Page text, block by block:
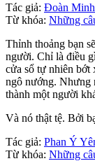
Tác giả: Đoàn
Từ khóa: Những
Thỉnh thoảng bạn
người. Chỉ là điều
cửa sổ tự nhiên bớt
ngô nướng. Nhưng
thành một người
Và nó thật tệ. Bởi
Tác giả: Phan Ý
Từ khóa: Những